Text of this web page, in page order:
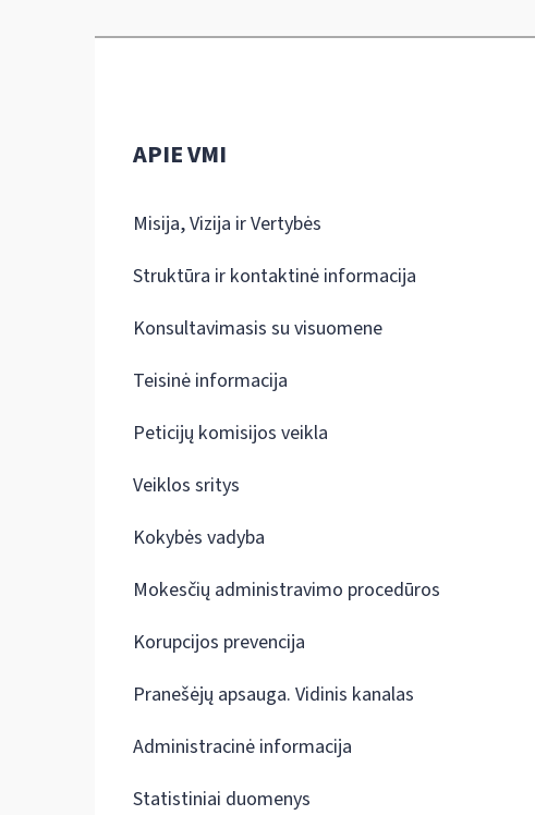
APIE VMI
Misija, Vizija ir Vertybės
Struktūra ir kontaktinė informacija
Konsultavimasis su visuomene
Teisinė informacija
Peticijų komisijos veikla
Veiklos sritys
Kokybės vadyba
Mokesčių administravimo procedūros
Korupcijos prevencija
Pranešėjų apsauga. Vidinis kanalas
Administracinė informacija
Statistiniai duomenys